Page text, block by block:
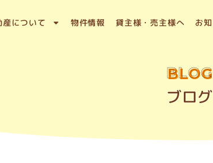
について 物件情報 貸主様・売主様へ お
BLOG
ブログ